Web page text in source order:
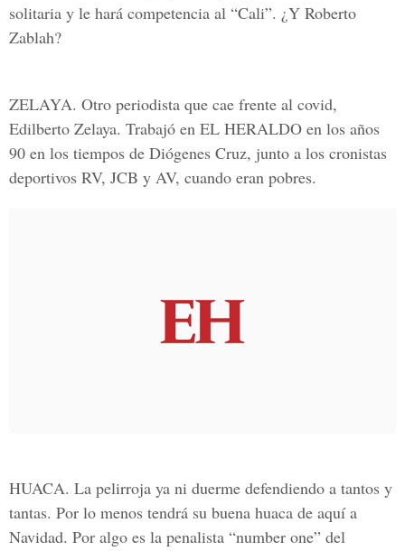
solitaria y le hará competencia al “Cali”. ¿Y Roberto
Zablah?
ZELAYA. Otro periodista que cae frente al covid,
Edilberto Zelaya. Trabajó en EL HERALDO en los años
90 en los tiempos de Diógenes Cruz, junto a los cronistas
deportivos RV, JCB y AV, cuando eran pobres.
HUACA. La pelirroja ya ni duerme defendiendo a tantos y
tantas. Por lo menos tendrá su buena huaca de aquí a
Navidad. Por algo es la penalista “number one” del